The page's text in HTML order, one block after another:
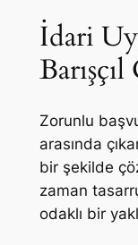
İdari
Zorunlu
arasında
bir şekilde
zaman
odaklı bir